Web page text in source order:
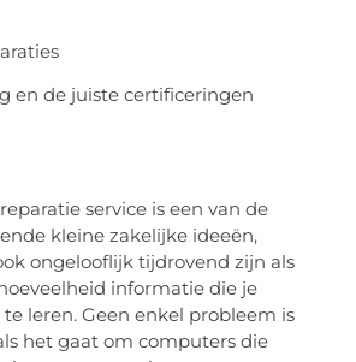
en de juiste certificeringen
service is een van de
kleine zakelijke ideeën,
ongelooflijk tijdrovend zijn als
informatie die je
leren. Geen enkel probleem is
het gaat om computers die